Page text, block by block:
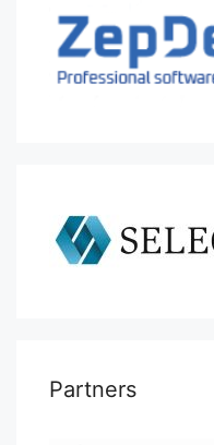
Partners